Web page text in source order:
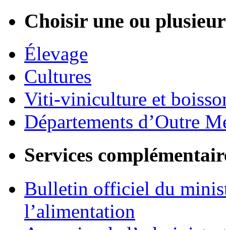
Choisir une ou
Élevage
Cultures
Viti-viniculture et
Départements d’Outre
Services
Bulletin officiel du
l’alimentation